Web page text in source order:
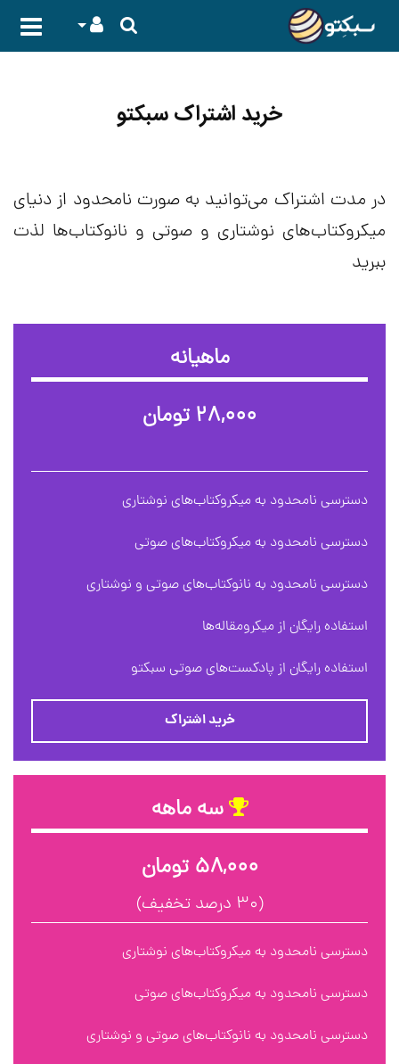
خرید اشتراک سبکتو
در مدت اشتراک می‌توانید به صورت نامحدود از دنیای
میکروکتاب‌های نوشتاری و صوتی و نانوکتاب‌ها لذت
ببرید
ماهیانه
۲۸,۰۰۰ تومان
دسترسی نامحدود به میکروکتاب‌های نوشتاری
دسترسی نامحدود به میکروکتاب‌های صوتی
دسترسی نامحدود به نانوکتاب‌های صوتی و نوشتاری
استفاده رایگان از میکرومقاله‌ها
استفاده رایگان از پادکست‌های صوتی سبکتو
خرید اشتراک
سه ماهه
۵۸,۰۰۰ تومان
(۳۰ درصد تخفیف)
دسترسی نامحدود به میکروکتاب‌های نوشتاری
دسترسی نامحدود به میکروکتاب‌های صوتی
دسترسی نامحدود به نانوکتاب‌های صوتی و نوشتاری